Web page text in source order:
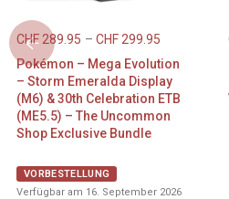
CHF 289.95 – CHF 299.95
Pokémon – Mega Evolution
– Storm Emeralda Display
(M6) & 30th Celebration ETB
(ME5.5) – The Uncommon
Shop Exclusive Bundle
VORBESTELLUNG
Verfügbar am 16. September 2026